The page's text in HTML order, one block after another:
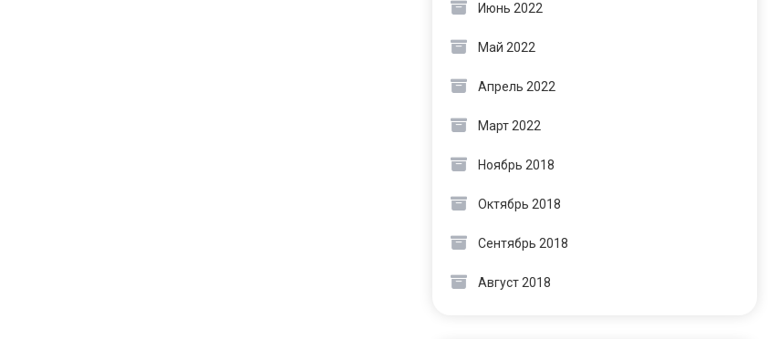
Июнь 2022
Май 2022
Апрель 2022
Март 2022
Ноябрь 2018
Октябрь 2018
Сентябрь 2018
Август 2018